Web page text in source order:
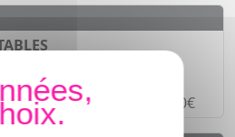
SÉCURISÉ
sans frais à partir de 30€